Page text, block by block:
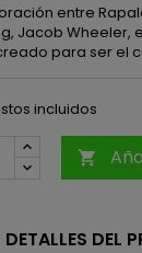
entre
Jacob Wheeler,
para ser el
incluidos

DETALLES DEL